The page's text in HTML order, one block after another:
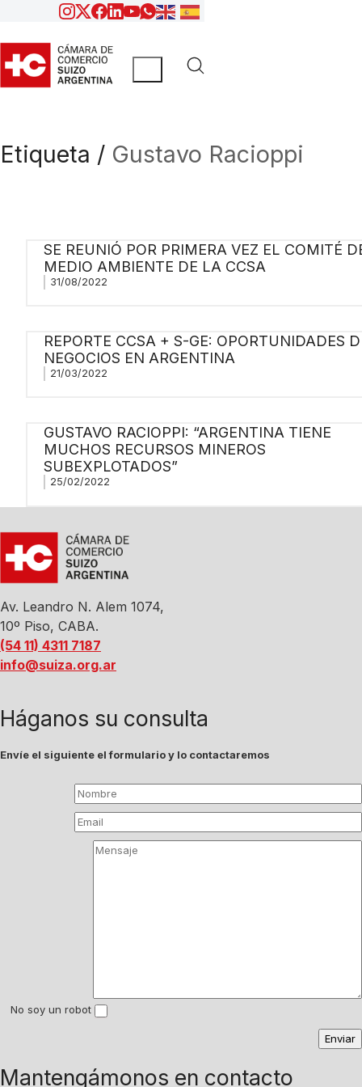
Etiqueta / Gustavo Racioppi
SE REUNIÓ POR PRIMERA VEZ EL COMITÉ
MEDIO AMBIENTE DE LA CCSA
31/08/2022
REPORTE CCSA + S-GE: OPORTUNIDADES
NEGOCIOS EN ARGENTINA
21/03/2022
GUSTAVO RACIOPPI: “ARGENTINA TIENE
MUCHOS RECURSOS MINEROS
SUBEXPLOTADOS”
25/02/2022
Av. Leandro N. Alem 1074,
10º Piso, CABA.
(54 11) 4311 7187
info@suiza.org.ar
Háganos su consulta
Envíe el siguiente el formulario y lo contactaremos
No soy un robot
Mantengámonos en contacto